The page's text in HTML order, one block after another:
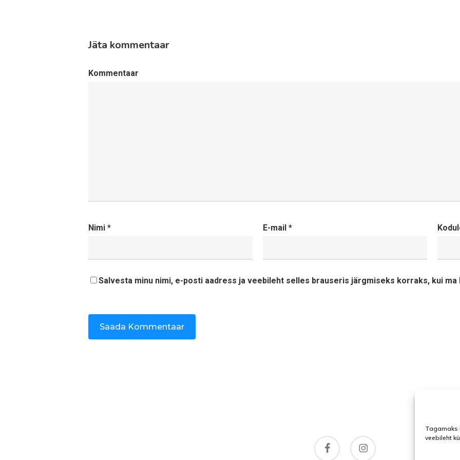
Tagamaks
veebileht
Jäta kommentaar
Kommentaar
Nimi * E-mail *
Salvesta minu nimi, e-posti aadress ja veebileht selles brauseris järgmiseks korraks, kui ma
facebook instagram